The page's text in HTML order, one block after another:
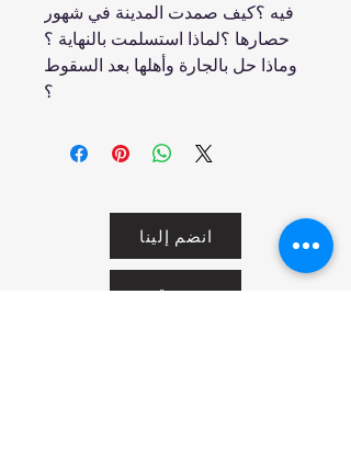
فيه ؟كيف صمدت المدينة في شهور
حصارها ؟لماذا استسلمت بالنهاية ؟
وماذا حل بالجارة وأهلها بعد السقوط
؟
انضم إلينا
تسوق